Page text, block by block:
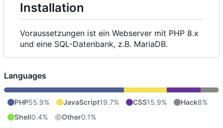
Installation
Voraussetzungen ist ein Webserver mit PHP 8.x
und eine SQL-Datenbank, z.B. MariaDB.
Languages
PHP55.9% JavaScript19.7% CSS15.9% Hack8%
Shell0.4% Other0.1%